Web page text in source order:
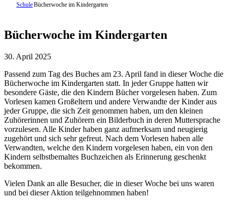
SchuleBücherwoche im Kindergarten
Bücherwoche im Kindergarten
30. April 2025
Passend zum Tag des Buches am 23. April fand in dieser Woche die
Bücherwoche im Kindergarten statt. In jeder Gruppe hatten wir
besondere Gäste, die den Kindern Bücher vorgelesen haben. Zum
Vorlesen kamen Großeltern und andere Verwandte der Kinder aus
jeder Gruppe, die sich Zeit genommen haben, um den kleinen
Zuhörerinnen und Zuhörern ein Bilderbuch in deren Muttersprache
vorzulesen. Alle Kinder haben ganz aufmerksam und neugierig
zugehört und sich sehr gefreut. Nach dem Vorlesen haben alle
Verwandten, welche den Kindern vorgelesen haben, ein von den
Kindern selbstbemaltes Buchzeichen als Erinnerung geschenkt
bekommen.
Vielen Dank an alle Besucher, die in dieser Woche bei uns waren
und bei dieser Aktion teilgehnommen haben!